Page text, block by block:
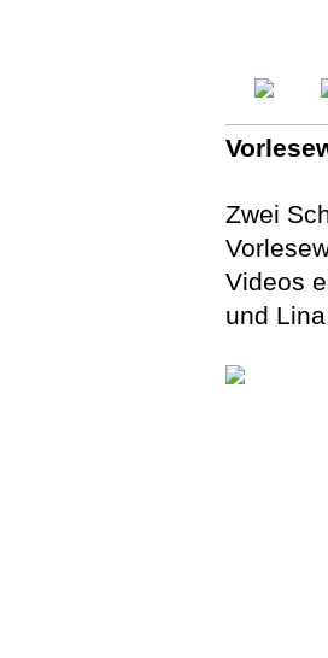
Zwei
Videos
und